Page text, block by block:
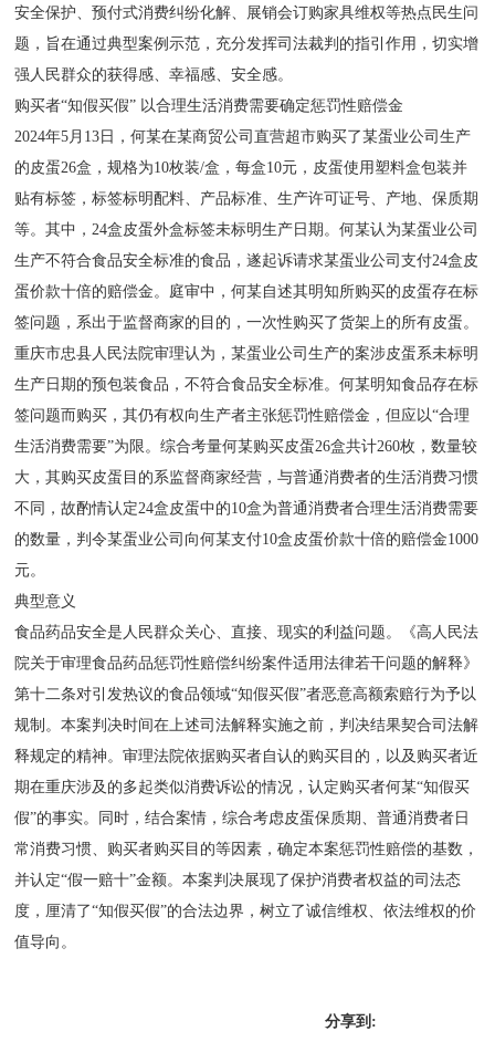
安全保护、预付式消费纠纷化解、展销会订购家具维权等热点民生问
题，旨在通过典型案例示范，充分发挥司法裁判的指引作用，切实增
强人民群众的获得感、幸福感、安全感。
购买者“知假买假” 以合理生活消费需要确定惩罚性赔偿金
2024年5月13日，何某在某商贸公司直营超市购买了某蛋业公司生产
的皮蛋26盒，规格为10枚装/盒，每盒10元，皮蛋使用塑料盒包装并
贴有标签，标签标明配料、产品标准、生产许可证号、产地、保质期
等。其中，24盒皮蛋外盒标签未标明生产日期。何某认为某蛋业公司
生产不符合食品安全标准的食品，遂起诉请求某蛋业公司支付24盒皮
蛋价款十倍的赔偿金。庭审中，何某自述其明知所购买的皮蛋存在标
签问题，系出于监督商家的目的，一次性购买了货架上的所有皮蛋。
重庆市忠县人民法院审理认为，某蛋业公司生产的案涉皮蛋系未标明
生产日期的预包装食品，不符合食品安全标准。何某明知食品存在标
签问题而购买，其仍有权向生产者主张惩罚性赔偿金，但应以“合理
生活消费需要”为限。综合考量何某购买皮蛋26盒共计260枚，数量较
大，其购买皮蛋目的系监督商家经营，与普通消费者的生活消费习惯
不同，故酌情认定24盒皮蛋中的10盒为普通消费者合理生活消费需要
的数量，判令某蛋业公司向何某支付10盒皮蛋价款十倍的赔偿金1000
元。
典型意义
食品药品安全是人民群众关心、直接、现实的利益问题。《高人民法
院关于审理食品药品惩罚性赔偿纠纷案件适用法律若干问题的解释》
第十二条对引发热议的食品领域“知假买假”者恶意高额索赔行为予以
规制。本案判决时间在上述司法解释实施之前，判决结果契合司法解
释规定的精神。审理法院依据购买者自认的购买目的，以及购买者近
期在重庆涉及的多起类似消费诉讼的情况，认定购买者何某“知假买
假”的事实。同时，结合案情，综合考虑皮蛋保质期、普通消费者日
常消费习惯、购买者购买目的等因素，确定本案惩罚性赔偿的基数，
并认定“假一赔十”金额。本案判决展现了保护消费者权益的司法态
度，厘清了“知假买假”的合法边界，树立了诚信维权、依法维权的价
值导向。
分享到: